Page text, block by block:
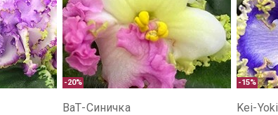
-20%
ВаТ-Синичка
-15%
Kei-Yoki